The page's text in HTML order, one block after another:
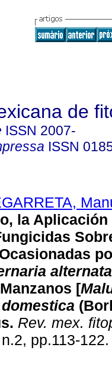
de
ISSN 2007-
ISSN
la
alternata
[
domestica
. Rev. mex.
pp.113-